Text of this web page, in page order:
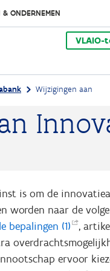
ONDERNEMEN
VLAIO-
Wijzigingen aan
is om de
worden naar de
bepalingen (1)
,
ervoor